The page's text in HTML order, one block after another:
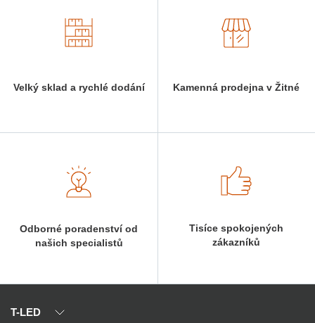
Velký sklad a rychlé dodání Kamenná prodejna v Žitné
Odborné poradenství od
našich specialistů
Tisíce spokojených
zákazníků
T-LED